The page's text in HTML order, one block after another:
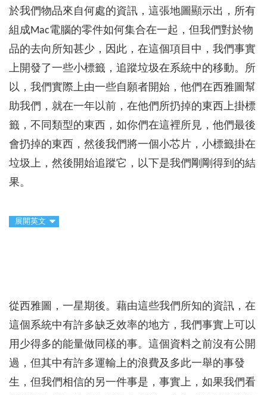
於我們物品來自何處的資訊，這張地圖顯示出，所有
組成Mac電腦的零件如何集合在一起，但我們對於物
品的去向所知甚少，因此，在這個項目中，我們事實
上開發了一些小標籤，追蹤垃圾在系統中的移動。所
以，我們實際上由一些自願者開始，他們在西雅圖幫
助我們，就在一年以前，在他們所扔掉的東西上掛標
籤，不同類型的東西，如你們在這裡所見，他們最後
會扔掉的東西，然後我們將一個小芯片，小標籤掛在
垃圾上，然後開始追蹤它，以下是我們剛剛得到的結
果。
展開英文
從西雅圖，一星期後。藉由這些我們所知的資訊，在
這個系統中有許多缺乏效率的地方，我們事實上可以
用少得多的能量做同樣的事。這個資料之前沒有公開
過，但其中有許多運輸上的浪費及多此一舉的事發
生，但我們相信的另一件事是，事實上，如果我們看